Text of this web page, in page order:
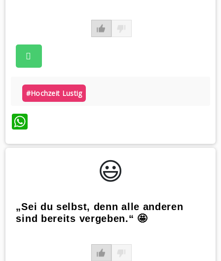
#hochzeit Lustig
WhatsApp
😃️
„Sei du selbst, denn alle anderen
sind bereits vergeben.“ 🤩